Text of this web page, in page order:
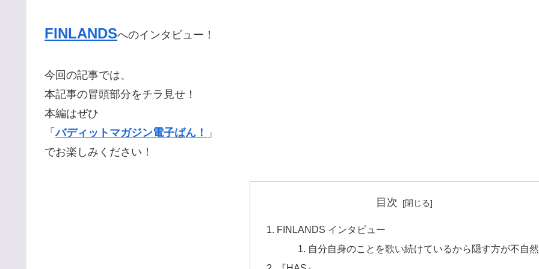
FINLANDSへのインタビュー！
今回の記事では、
本記事の冒頭部分をチラ見せ！
本編はぜひ
「バディットマガジン電子ばん！
」
でお楽しみください！
目次
FINLANDS インタビュー
自分自身のことを歌い続けているから隠す方が不自然